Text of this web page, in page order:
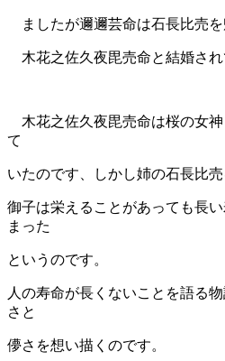
ましたが邇邇芸命は石長比売
木花之佐久夜毘売命と結婚され
木花之佐久夜毘売命は桜の女
て
いたのです、しかし姉の石長比
御子は栄えることがあっても長
まった
というのです。
人の寿命が長くないことを語る
さと
儚さを想い描くのです。